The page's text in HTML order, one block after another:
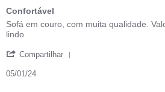
Confortável
Review by Elisa E. on 5 Jan 2024
review stating Confortável
Sofá em couro, com muita qualidade.
lindo
Compartilhar
05/01/24